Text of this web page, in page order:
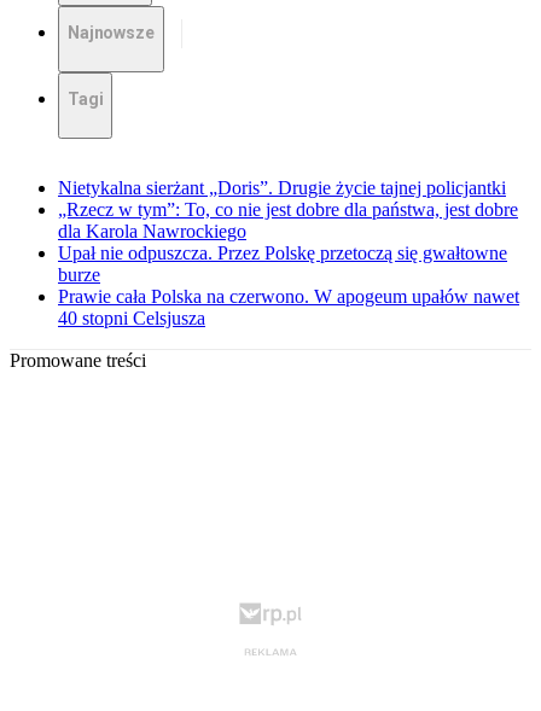
Najnowsze
Tagi
Nietykalna sierżant „Doris”. Drugie życie tajnej policjantki
„Rzecz w tym”: To, co nie jest dobre dla państwa, jest dobre
dla Karola Nawrockiego
Upał nie odpuszcza. Przez Polskę przetoczą się gwałtowne
burze
Prawie cała Polska na czerwono. W apogeum upałów nawet
40 stopni Celsjusza
Promowane treści